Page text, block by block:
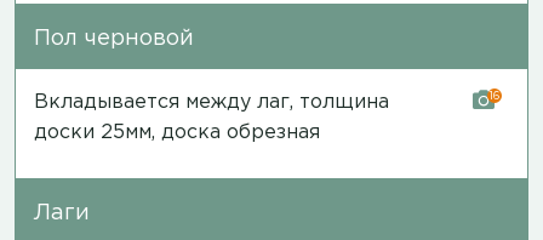
Пол черновой
Вкладывается между лаг, толщина
доски 25мм, доска обрезная
16
Лаги